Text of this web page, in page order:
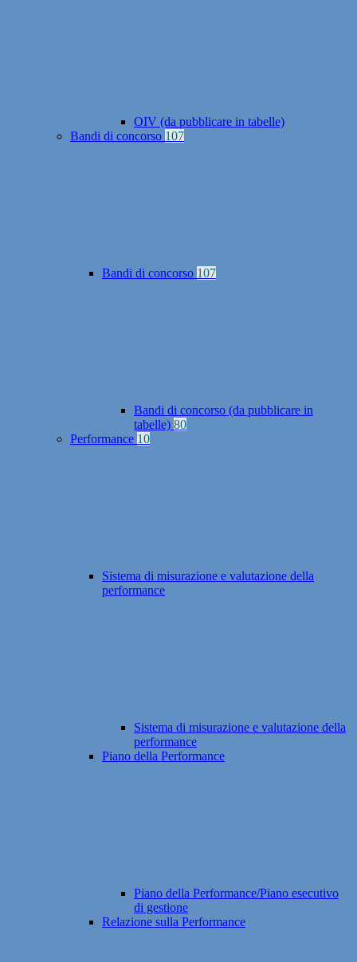
OIV (da pubblicare in tabelle)
Bandi di concorso 107
Bandi di concorso 107
Bandi di concorso (da pubblicare in
tabelle) 80
Performance 10
Sistema di misurazione e valutazione della
performance
Sistema di misurazione e valutazione della
performance
Piano della Performance
Piano della Performance/Piano esecutivo
di gestione
Relazione sulla Performance